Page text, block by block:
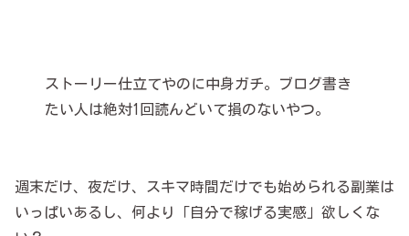
ストーリー仕立てやのに中身ガチ。ブログ書き
たい人は絶対1回読んどいて損のないやつ。
週末だけ、夜だけ、スキマ時間だけでも始められる副業は
いっぱいあるし、何より「自分で稼げる実感」欲しくな